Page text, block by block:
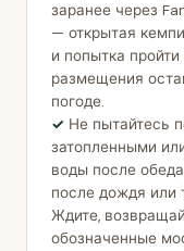
заранее через
— открытая
и попытка пройти
размещения
погоде.
Не пытайтесь
затопленными
воды после
после дождя или
Ждите,
обозначенные